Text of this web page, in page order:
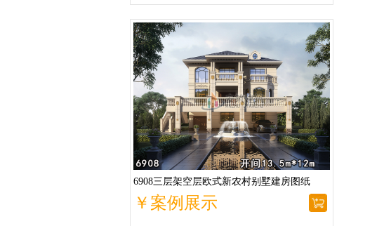
6908三层架空层欧式新农村别墅建房图纸
￥案例展示